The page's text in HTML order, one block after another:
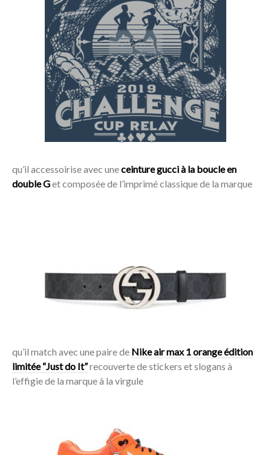
Acheter
qu’il accessoirise avec uneceinture gucci à la boucle en
double Get composée de l’imprimé classique de la marque
Acheter
qu’il match avec une paire de Nike air max 1 orange édition
limitée “Just do It”recouverte de stickers et slogans à
l’effigie de la marque à la virgule